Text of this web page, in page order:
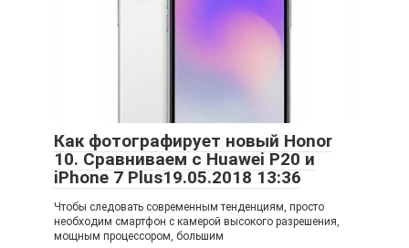
Как фотографирует новый Honor
10. Сравниваем с Huawei P20 и
iPhone 7 Plus19.05.2018 13:36
Чтобы следовать современным тенденциям, просто
необходим смартфон с камерой высокого разрешения,
мощным процессором, большим